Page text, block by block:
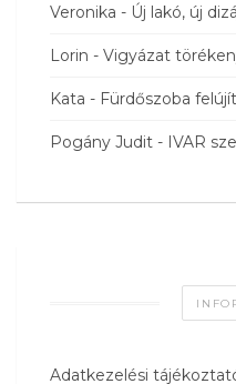
Veronika - Új lakó, új
Lorin - Vigyázat
Kata - Fürdőszoba
Pogány Judit - IVAR
Adatkezelési